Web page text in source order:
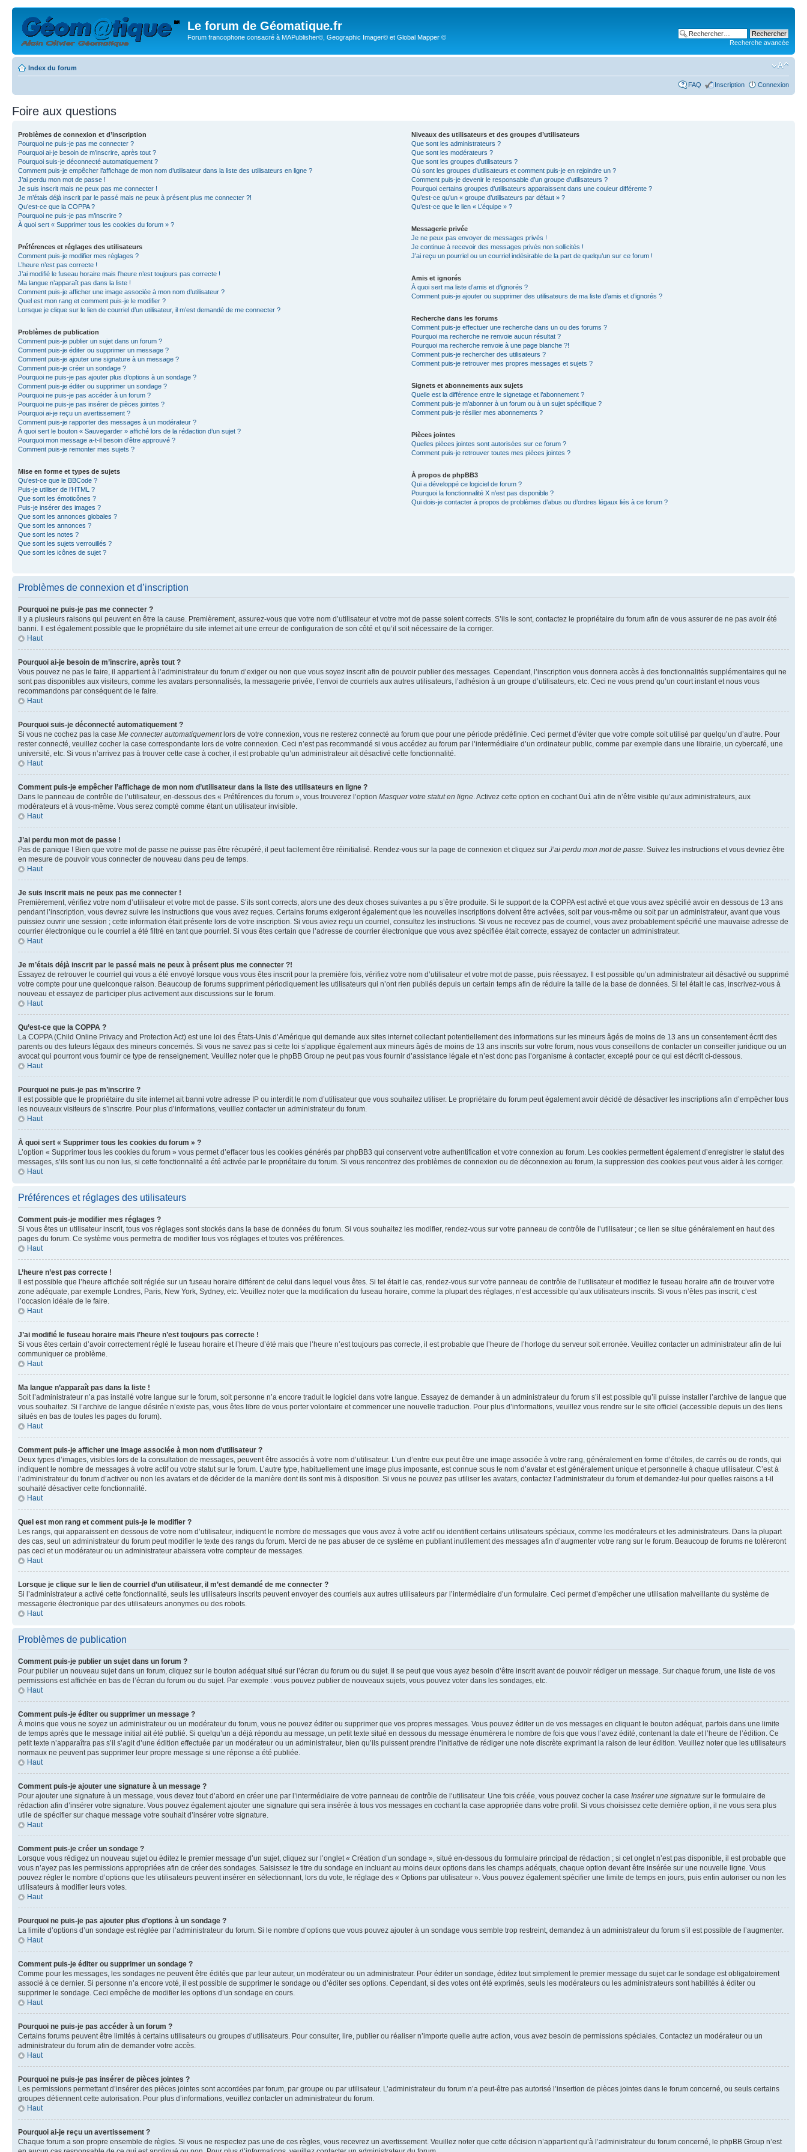
Le forum de Géomatique.fr
Forum francophone consacré à MAPublisher©, Geographic Imager© et Global Mapper ©
Recherche avancée
Index du forum
FAQ Inscription Connexion
Foire aux questions
Problèmes de connexion et d’inscription
Pourquoi ne puis-je pas me connecter ?
Pourquoi ai-je besoin de m’inscrire, après tout ?
Pourquoi suis-je déconnecté automatiquement ?
Comment puis-je empêcher l’affichage de mon nom d’utilisateur dans la liste des utilisateurs en ligne ?
J’ai perdu mon mot de passe !
Je suis inscrit mais ne peux pas me connecter !
Je m’étais déjà inscrit par le passé mais ne peux à présent plus me connecter ?!
Qu’est-ce que la COPPA ?
Pourquoi ne puis-je pas m’inscrire ?
À quoi sert « Supprimer tous les cookies du forum » ?
Préférences et réglages des utilisateurs
Comment puis-je modifier mes réglages ?
L’heure n’est pas correcte !
J’ai modifié le fuseau horaire mais l’heure n’est toujours pas correcte !
Ma langue n’apparaît pas dans la liste !
Comment puis-je afficher une image associée à mon nom d’utilisateur ?
Quel est mon rang et comment puis-je le modifier ?
Lorsque je clique sur le lien de courriel d’un utilisateur, il m’est demandé de me connecter ?
Problèmes de publication
Comment puis-je publier un sujet dans un forum ?
Comment puis-je éditer ou supprimer un message ?
Comment puis-je ajouter une signature à un message ?
Comment puis-je créer un sondage ?
Pourquoi ne puis-je pas ajouter plus d’options à un sondage ?
Comment puis-je éditer ou supprimer un sondage ?
Pourquoi ne puis-je pas accéder à un forum ?
Pourquoi ne puis-je pas insérer de pièces jointes ?
Pourquoi ai-je reçu un avertissement ?
Comment puis-je rapporter des messages à un modérateur ?
À quoi sert le bouton « Sauvegarder » affiché lors de la rédaction d’un sujet ?
Pourquoi mon message a-t-il besoin d’être approuvé ?
Comment puis-je remonter mes sujets ?
Mise en forme et types de sujets
Qu’est-ce que le BBCode ?
Puis-je utiliser de l’HTML ?
Que sont les émoticônes ?
Puis-je insérer des images ?
Que sont les annonces globales ?
Que sont les annonces ?
Que sont les notes ?
Que sont les sujets verrouillés ?
Que sont les icônes de sujet ?
Niveaux des utilisateurs et des groupes d’utilisateurs
Que sont les administrateurs ?
Que sont les modérateurs ?
Que sont les groupes d’utilisateurs ?
Où sont les groupes d’utilisateurs et comment puis-je en rejoindre un ?
Comment puis-je devenir le responsable d’un groupe d’utilisateurs ?
Pourquoi certains groupes d’utilisateurs apparaissent dans une couleur différente ?
Qu’est-ce qu’un « groupe d’utilisateurs par défaut » ?
Qu’est-ce que le lien « L’équipe » ?
Messagerie privée
Je ne peux pas envoyer de messages privés !
Je continue à recevoir des messages privés non sollicités !
J’ai reçu un pourriel ou un courriel indésirable de la part de quelqu’un sur ce forum !
Amis et ignorés
À quoi sert ma liste d’amis et d’ignorés ?
Comment puis-je ajouter ou supprimer des utilisateurs de ma liste d’amis et d’ignorés ?
Recherche dans les forums
Comment puis-je effectuer une recherche dans un ou des forums ?
Pourquoi ma recherche ne renvoie aucun résultat ?
Pourquoi ma recherche renvoie à une page blanche ?!
Comment puis-je rechercher des utilisateurs ?
Comment puis-je retrouver mes propres messages et sujets ?
Signets et abonnements aux sujets
Quelle est la différence entre le signetage et l’abonnement ?
Comment puis-je m’abonner à un forum ou à un sujet spécifique ?
Comment puis-je résilier mes abonnements ?
Pièces jointes
Quelles pièces jointes sont autorisées sur ce forum ?
Comment puis-je retrouver toutes mes pièces jointes ?
À propos de phpBB3
Qui a développé ce logiciel de forum ?
Pourquoi la fonctionnalité X n’est pas disponible ?
Qui dois-je contacter à propos de problèmes d’abus ou d’ordres légaux liés à ce forum ?
Problèmes de connexion et d’inscription
Pourquoi ne puis-je pas me connecter ?
Il y a plusieurs raisons qui peuvent en être la cause. Premièrement, assurez-vous que votre nom d’utilisateur et votre mot de passe soient corrects. S’ils le sont, contactez le propriétaire du forum afin de vous assurer de ne pas avoir été
banni. Il est également possible que le propriétaire du site internet ait une erreur de configuration de son côté et qu’il soit nécessaire de la corriger.
Haut
Pourquoi ai-je besoin de m’inscrire, après tout ?
Vous pouvez ne pas le faire, il appartient à l’administrateur du forum d’exiger ou non que vous soyez inscrit afin de pouvoir publier des messages. Cependant, l’inscription vous donnera accès à des fonctionnalités supplémentaires qui ne
sont pas disponibles aux visiteurs, comme les avatars personnalisés, la messagerie privée, l’envoi de courriels aux autres utilisateurs, l’adhésion à un groupe d’utilisateurs, etc. Ceci ne vous prend qu’un court instant et nous vous
recommandons par conséquent de le faire.
Haut
Pourquoi suis-je déconnecté automatiquement ?
Si vous ne cochez pas la case Me connecter automatiquementlors de votre connexion, vous ne resterez connecté au forum que pour une période prédéfinie. Ceci permet d’éviter que votre compte soit utilisé par quelqu’un d’autre. Pour
rester connecté, veuillez cocher la case correspondante lors de votre connexion. Ceci n’est pas recommandé si vous accédez au forum par l’intermédiaire d’un ordinateur public, comme par exemple dans une librairie, un cybercafé, une
université, etc. Si vous n’arrivez pas à trouver cette case à cocher, il est probable qu’un administrateur ait désactivé cette fonctionnalité.
Haut
Comment puis-je empêcher l’affichage de mon nom d’utilisateur dans la liste des utilisateurs en ligne ?
Dans le panneau de contrôle de l’utilisateur, en-dessous des « Préférences du forum », vous trouverez l’option Masquer votre statut en ligne . Activez cette option en cochant Oui afin de n’être visible qu’aux administrateurs, aux
modérateurs et à vous-même. Vous serez compté comme étant un utilisateur invisible.
Haut
J’ai perdu mon mot de passe !
Pas de panique ! Bien que votre mot de passe ne puisse pas être récupéré, il peut facilement être réinitialisé. Rendez-vous sur la page de connexion et cliquez sur J’ai perdu mon mot de passe . Suivez les instructions et vous devriez être
en mesure de pouvoir vous connecter de nouveau dans peu de temps.
Haut
Je suis inscrit mais ne peux pas me connecter !
Premièrement, vérifiez votre nom d’utilisateur et votre mot de passe. S’ils sont corrects, alors une des deux choses suivantes a pu s’être produite. Si le support de la COPPA est activé et que vous avez spécifié avoir en dessous de 13 ans
pendant l’inscription, vous devrez suivre les instructions que vous avez reçues. Certains forums exigeront également que les nouvelles inscriptions doivent être activées, soit par vous-même ou soit par un administrateur, avant que vous
puissiez ouvrir une session ; cette information était présente lors de votre inscription. Si vous aviez reçu un courriel, consultez les instructions. Si vous ne recevez pas de courriel, vous avez probablement spécifié une mauvaise adresse de
courrier électronique ou le courriel a été filtré en tant que pourriel. Si vous êtes certain que l’adresse de courrier électronique que vous avez spécifiée était correcte, essayez de contacter un administrateur.
Haut
Je m’étais déjà inscrit par le passé mais ne peux à présent plus me connecter ?!
Essayez de retrouver le courriel qui vous a été envoyé lorsque vous vous êtes inscrit pour la première fois, vérifiez votre nom d’utilisateur et votre mot de passe, puis réessayez. Il est possible qu’un administrateur ait désactivé ou supprimé
votre compte pour une quelconque raison. Beaucoup de forums suppriment périodiquement les utilisateurs qui n’ont rien publiés depuis un certain temps afin de réduire la taille de la base de données. Si tel était le cas, inscrivez-vous à
nouveau et essayez de participer plus activement aux discussions sur le forum.
Haut
Qu’est-ce que la COPPA ?
La COPPA (Child Online Privacy and Protection Act) est une loi des États-Unis d’Amérique qui demande aux sites internet collectant potentiellement des informations sur les mineurs âgés de moins de 13 ans un consentement écrit des
parents ou des tuteurs légaux des mineurs concernés. Si vous ne savez pas si cette loi s’applique également aux mineurs âgés de moins de 13 ans inscrits sur votre forum, nous vous conseillons de contacter un conseiller juridique ou un
avocat qui pourront vous fournir ce type de renseignement. Veuillez noter que le phpBB Group ne peut pas vous fournir d’assistance légale et n’est donc pas l’organisme à contacter, excepté pour ce qui est décrit ci-dessous.
Haut
Pourquoi ne puis-je pas m’inscrire ?
Il est possible que le propriétaire du site internet ait banni votre adresse IP ou interdit le nom d’utilisateur que vous souhaitez utiliser. Le propriétaire du forum peut également avoir décidé de désactiver les inscriptions afin d’empêcher tous
les nouveaux visiteurs de s’inscrire. Pour plus d’informations, veuillez contacter un administrateur du forum.
Haut
À quoi sert « Supprimer tous les cookies du forum » ?
L’option « Supprimer tous les cookies du forum » vous permet d’effacer tous les cookies générés par phpBB3 qui conservent votre authentification et votre connexion au forum. Les cookies permettent également d’enregistrer le statut des
messages, s’ils sont lus ou non lus, si cette fonctionnalité a été activée par le propriétaire du forum. Si vous rencontrez des problèmes de connexion ou de déconnexion au forum, la suppression des cookies peut vous aider à les corriger.
Haut
Préférences et réglages des utilisateurs
Comment puis-je modifier mes réglages ?
Si vous êtes un utilisateur inscrit, tous vos réglages sont stockés dans la base de données du forum. Si vous souhaitez les modifier, rendez-vous sur votre panneau de contrôle de l’utilisateur ; ce lien se situe généralement en haut des
pages du forum. Ce système vous permettra de modifier tous vos réglages et toutes vos préférences.
Haut
L’heure n’est pas correcte !
Il est possible que l’heure affichée soit réglée sur un fuseau horaire différent de celui dans lequel vous êtes. Si tel était le cas, rendez-vous sur votre panneau de contrôle de l’utilisateur et modifiez le fuseau horaire afin de trouver votre
zone adéquate, par exemple Londres, Paris, New York, Sydney, etc. Veuillez noter que la modification du fuseau horaire, comme la plupart des réglages, n’est accessible qu’aux utilisateurs inscrits. Si vous n’êtes pas inscrit, c’est
l’occasion idéale de le faire.
Haut
J’ai modifié le fuseau horaire mais l’heure n’est toujours pas correcte !
Si vous êtes certain d’avoir correctement réglé le fuseau horaire et l’heure d’été mais que l’heure n’est toujours pas correcte, il est probable que l’heure de l’horloge du serveur soit erronée. Veuillez contacter un administrateur afin de lui
communiquer ce problème.
Haut
Ma langue n’apparaît pas dans la liste !
Soit l’administrateur n’a pas installé votre langue sur le forum, soit personne n’a encore traduit le logiciel dans votre langue. Essayez de demander à un administrateur du forum s’il est possible qu’il puisse installer l’archive de langue que
vous souhaitez. Si l’archive de langue désirée n’existe pas, vous êtes libre de vous porter volontaire et commencer une nouvelle traduction. Pour plus d’informations, veuillez vous rendre sur le site officiel (accessible depuis un des liens
situés en bas de toutes les pages du forum).
Haut
Comment puis-je afficher une image associée à mon nom d’utilisateur ?
Deux types d’images, visibles lors de la consultation de messages, peuvent être associés à votre nom d’utilisateur. L’un d’entre eux peut être une image associée à votre rang, généralement en forme d’étoiles, de carrés ou de ronds, qui
indiquent le nombre de messages à votre actif ou votre statut sur le forum. L’autre type, habituellement une image plus imposante, est connue sous le nom d’avatar et est généralement unique et personnelle à chaque utilisateur. C’est à
l’administrateur du forum d’activer ou non les avatars et de décider de la manière dont ils sont mis à disposition. Si vous ne pouvez pas utiliser les avatars, contactez l’administrateur du forum et demandez-lui pour quelles raisons a t-il
souhaité désactiver cette fonctionnalité.
Haut
Quel est mon rang et comment puis-je le modifier ?
Les rangs, qui apparaissent en dessous de votre nom d’utilisateur, indiquent le nombre de messages que vous avez à votre actif ou identifient certains utilisateurs spéciaux, comme les modérateurs et les administrateurs. Dans la plupart
des cas, seul un administrateur du forum peut modifier le texte des rangs du forum. Merci de ne pas abuser de ce système en publiant inutilement des messages afin d’augmenter votre rang sur le forum. Beaucoup de forums ne toléreront
pas ceci et un modérateur ou un administrateur abaissera votre compteur de messages.
Haut
Lorsque je clique sur le lien de courriel d’un utilisateur, il m’est demandé de me connecter ?
Si l’administrateur a activé cette fonctionnalité, seuls les utilisateurs inscrits peuvent envoyer des courriels aux autres utilisateurs par l’intermédiaire d’un formulaire. Ceci permet d’empêcher une utilisation malveillante du système de
messagerie électronique par des utilisateurs anonymes ou des robots.
Haut
Problèmes de publication
Comment puis-je publier un sujet dans un forum ?
Pour publier un nouveau sujet dans un forum, cliquez sur le bouton adéquat situé sur l’écran du forum ou du sujet. Il se peut que vous ayez besoin d’être inscrit avant de pouvoir rédiger un message. Sur chaque forum, une liste de vos
permissions est affichée en bas de l’écran du forum ou du sujet. Par exemple : vous pouvez publier de nouveaux sujets, vous pouvez voter dans les sondages, etc.
Haut
Comment puis-je éditer ou supprimer un message ?
À moins que vous ne soyez un administrateur ou un modérateur du forum, vous ne pouvez éditer ou supprimer que vos propres messages. Vous pouvez éditer un de vos messages en cliquant le bouton adéquat, parfois dans une limite
de temps après que le message initial ait été publié. Si quelqu’un a déjà répondu au message, un petit texte situé en dessous du message énumèrera le nombre de fois que vous l’avez édité, contenant la date et l’heure de l’édition. Ce
petit texte n’apparaîtra pas s’il s’agit d’une édition effectuée par un modérateur ou un administrateur, bien qu’ils puissent prendre l’initiative de rédiger une note discrète exprimant la raison de leur édition. Veuillez noter que les utilisateurs
normaux ne peuvent pas supprimer leur propre message si une réponse a été publiée.
Haut
Comment puis-je ajouter une signature à un message ?
Pour ajouter une signature à un message, vous devez tout d’abord en créer une par l’intermédiaire de votre panneau de contrôle de l’utilisateur. Une fois créée, vous pouvez cocher la case Insérer une signature sur le formulaire de
rédaction afin d’insérer votre signature. Vous pouvez également ajouter une signature qui sera insérée à tous vos messages en cochant la case appropriée dans votre profil. Si vous choisissez cette dernière option, il ne vous sera plus
utile de spécifier sur chaque message votre souhait d’insérer votre signature.
Haut
Comment puis-je créer un sondage ?
Lorsque vous rédigez un nouveau sujet ou éditez le premier message d’un sujet, cliquez sur l’onglet « Création d’un sondage », situé en-dessous du formulaire principal de rédaction ; si cet onglet n’est pas disponible, il est probable que
vous n’ayez pas les permissions appropriées afin de créer des sondages. Saisissez le titre du sondage en incluant au moins deux options dans les champs adéquats, chaque option devant être insérée sur une nouvelle ligne. Vous
pouvez régler le nombre d’options que les utilisateurs peuvent insérer en sélectionnant, lors du vote, le réglage des « Options par utilisateur ». Vous pouvez également spécifier une limite de temps en jours, puis enfin autoriser ou non les
utilisateurs à modifier leurs votes.
Haut
Pourquoi ne puis-je pas ajouter plus d’options à un sondage ?
La limite d’options d’un sondage est réglée par l’administrateur du forum. Si le nombre d’options que vous pouvez ajouter à un sondage vous semble trop restreint, demandez à un administrateur du forum s’il est possible de l’augmenter.
Haut
Comment puis-je éditer ou supprimer un sondage ?
Comme pour les messages, les sondages ne peuvent être édités que par leur auteur, un modérateur ou un administrateur. Pour éditer un sondage, éditez tout simplement le premier message du sujet car le sondage est obligatoirement
associé à ce dernier. Si personne n’a encore voté, il est possible de supprimer le sondage ou d’éditer ses options. Cependant, si des votes ont été exprimés, seuls les modérateurs ou les administrateurs sont habilités à éditer ou
supprimer le sondage. Ceci empêche de modifier les options d’un sondage en cours.
Haut
Pourquoi ne puis-je pas accéder à un forum ?
Certains forums peuvent être limités à certains utilisateurs ou groupes d’utilisateurs. Pour consulter, lire, publier ou réaliser n’importe quelle autre action, vous avez besoin de permissions spéciales. Contactez un modérateur ou un
administrateur du forum afin de demander votre accès.
Haut
Pourquoi ne puis-je pas insérer de pièces jointes ?
Les permissions permettant d’insérer des pièces jointes sont accordées par forum, par groupe ou par utilisateur. L’administrateur du forum n’a peut-être pas autorisé l’insertion de pièces jointes dans le forum concerné, ou seuls certains
groupes détiennent cette autorisation. Pour plus d’informations, veuillez contacter un administrateur du forum.
Haut
Pourquoi ai-je reçu un avertissement ?
Chaque forum a son propre ensemble de règles. Si vous ne respectez pas une de ces règles, vous recevrez un avertissement. Veuillez noter que cette décision n’appartient qu’à l’administrateur du forum concerné, le phpBB Group n’est